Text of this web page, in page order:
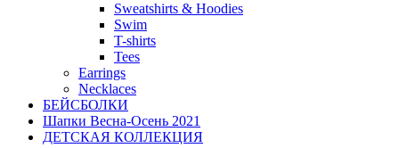
Sweatshirts & Hoodies
Swim
T-shirts
Tees
Earrings
Necklaces
БЕЙСБОЛКИ
Шапки Весна-Осень 2021
ДЕТСКАЯ КОЛЛЕКЦИЯ